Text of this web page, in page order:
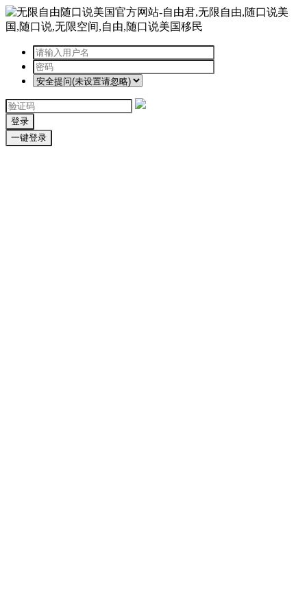
登录
一键登录